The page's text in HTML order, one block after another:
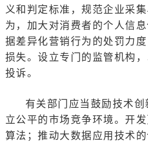
义和判定标准，规范企业采
为，加大对消费者的个人信
据差异化营销行为的处罚力
损失。设立专门的监管机构
投诉。
有关部门应当鼓励技术
立公平的市场竞争环境。开
算法；推动大数据应用技术